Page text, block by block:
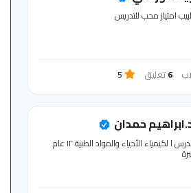
‏امتياز ‏محب ‏للتدريس
6تعليق 5
حمدان
مدرس ا لكيمياء الأحياء والمواد الطبية ١٢ عام